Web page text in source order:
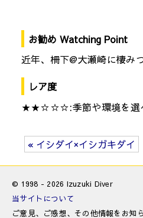
お勧め Watching Point
近年、柵下@大瀬崎に棲み
レア度
★★☆☆☆:季節や環境を選
« イシダイ×イシガキダイ
© 1998 - 2026 Izuzuki Diver
当サイトについて
ご意見、ご感想、その他情報をお知